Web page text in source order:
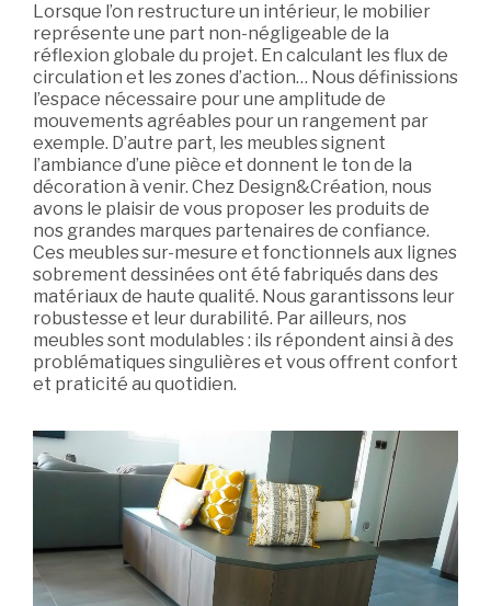
Lorsque l’on restructure un intérieur, le mobilier
représente une part non-négligeable de la
réflexion globale du projet. En calculant les flux de
circulation et les zones d’action… Nous définissions
l’espace nécessaire pour une amplitude de
mouvements agréables pour un rangement par
exemple. D’autre part, les meubles signent
l’ambiance d’une pièce et donnent le ton de la
décoration à venir. Chez Design&Création, nous
avons le plaisir de vous proposer les produits de
nos grandes marques partenaires de confiance.
Ces meubles sur-mesure et fonctionnels aux lignes
sobrement dessinées ont été fabriqués dans des
matériaux de haute qualité. Nous garantissons leur
robustesse et leur durabilité. Par ailleurs, nos
meubles sont modulables : ils répondent ainsi à des
problématiques singulières et vous offrent confort
et praticité au quotidien.